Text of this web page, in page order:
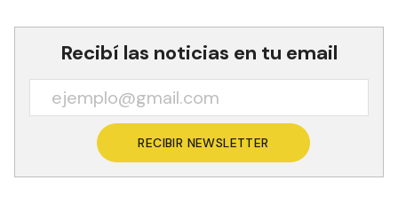
Recibí las noticias en tu email
RECIBIR NEWSLETTER